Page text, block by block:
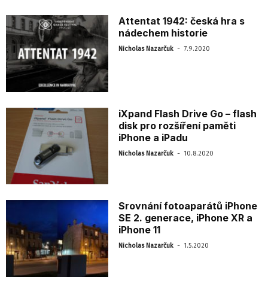
Attentat 1942: česká hra s
nádechem historie
Nicholas Nazarčuk - 7.9.2020
iXpand Flash Drive Go – flash
disk pro rozšíření paměti
iPhone a iPadu
Nicholas Nazarčuk - 10.8.2020
Srovnání fotoaparátů iPhone
SE 2. generace, iPhone XR a
iPhone 11
Nicholas Nazarčuk - 1.5.2020